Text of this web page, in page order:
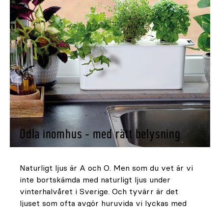
Odla inomhus - med rätt belysning
Naturligt ljus är A och O. Men som du vet är vi
inte bortskämda med naturligt ljus under
vinterhalvåret i Sverige. Och tyvärr är det
ljuset som ofta avgör huruvida vi lyckas med